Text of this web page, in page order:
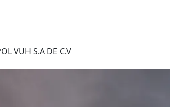
VUH S.A DE C.V